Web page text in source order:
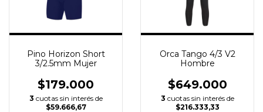
Pino Horizon Short
3/2.5mm Mujer
$179.000
3 cuotas sin interés de
$59.666,67
Orca Tango 4/3 V2
Hombre
$649.000
3 cuotas sin interés de
$216.333,33